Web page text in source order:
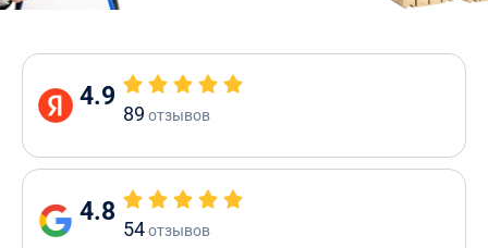
4.9
89 отзывов
4.8
54отзывов